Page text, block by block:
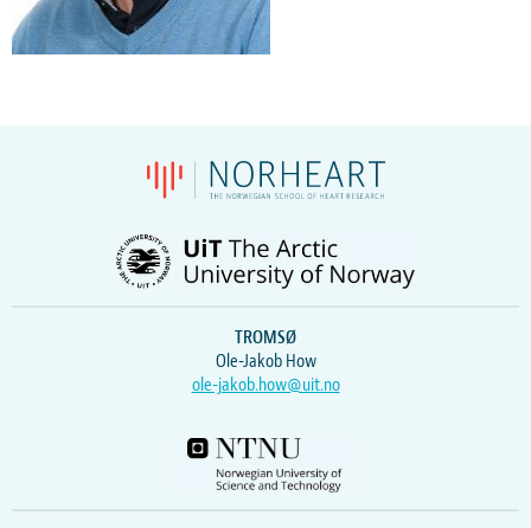
TROMSØ
Ole-Jakob How
ole-jakob.how@uit.no